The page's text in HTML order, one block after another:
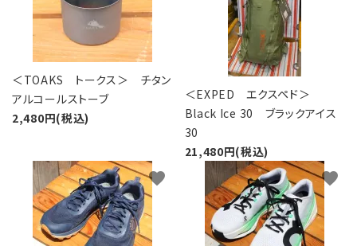
＜TOAKS トークス＞ チタン
アルコールストーブ
2,480円(税込)
＜EXPED エクスペド＞
Black Ice 30 ブラックアイス
30
21,480円(税込)
favorite favorite